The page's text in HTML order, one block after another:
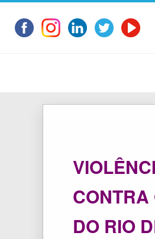
CONTRA
DO RIO